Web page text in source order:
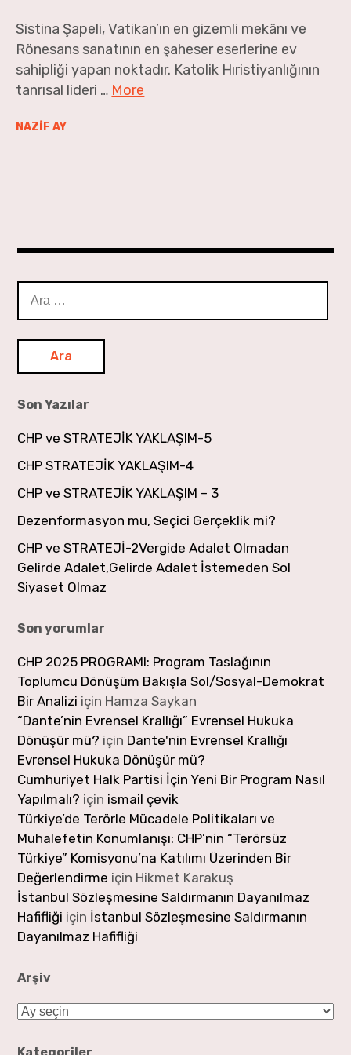
Geçen Ay’dan
Sistina Şapeli, Vatikan’ın en gizemli mekânı ve
Rönesans sanatının en şaheser eserlerine ev
sahipliği yapan noktadır. Katolik Hıristiyanlığının
tanrısal lideri … More
NAZİF AY
Son Yazılar
CHP ve STRATEJİK YAKLAŞIM-5
CHP STRATEJİK YAKLAŞIM-4
CHP ve STRATEJİK YAKLAŞIM – 3
Dezenformasyon mu, Seçici Gerçeklik mi?
CHP ve STRATEJİ-2Vergide Adalet Olmadan
Gelirde Adalet,Gelirde Adalet İstemeden Sol
Siyaset Olmaz
Son yorumlar
CHP 2025 PROGRAMI: Program Taslağının
Toplumcu Dönüşüm Bakışla Sol/Sosyal-Demokrat
Bir Analizi için Hamza Saykan
“Dante’nin Evrensel Krallığı” Evrensel Hukuka
Dönüşür mü? için Dante'nin Evrensel Krallığı
Evrensel Hukuka Dönüşür mü?
Cumhuriyet Halk Partisi İçin Yeni Bir Program Nasıl
Yapılmalı? için ismail çevik
Türkiye’de Terörle Mücadele Politikaları ve
Muhalefetin Konumlanışı: CHP’nin “Terörsüz
Türkiye” Komisyonu’na Katılımı Üzerinden Bir
Değerlendirme için Hikmet Karakuş
İstanbul Sözleşmesine Saldırmanın Dayanılmaz
Hafifliği için İstanbul Sözleşmesine Saldırmanın
Dayanılmaz Hafifliği
Arşiv
Arşiv